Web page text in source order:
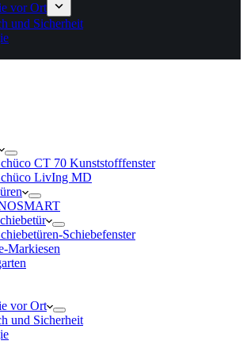
vor Ort
und Sicherheit
CT 70 Kunststofffenster
LivIng MD
Schiebefenster
Markiesen
vor Ort
und Sicherheit